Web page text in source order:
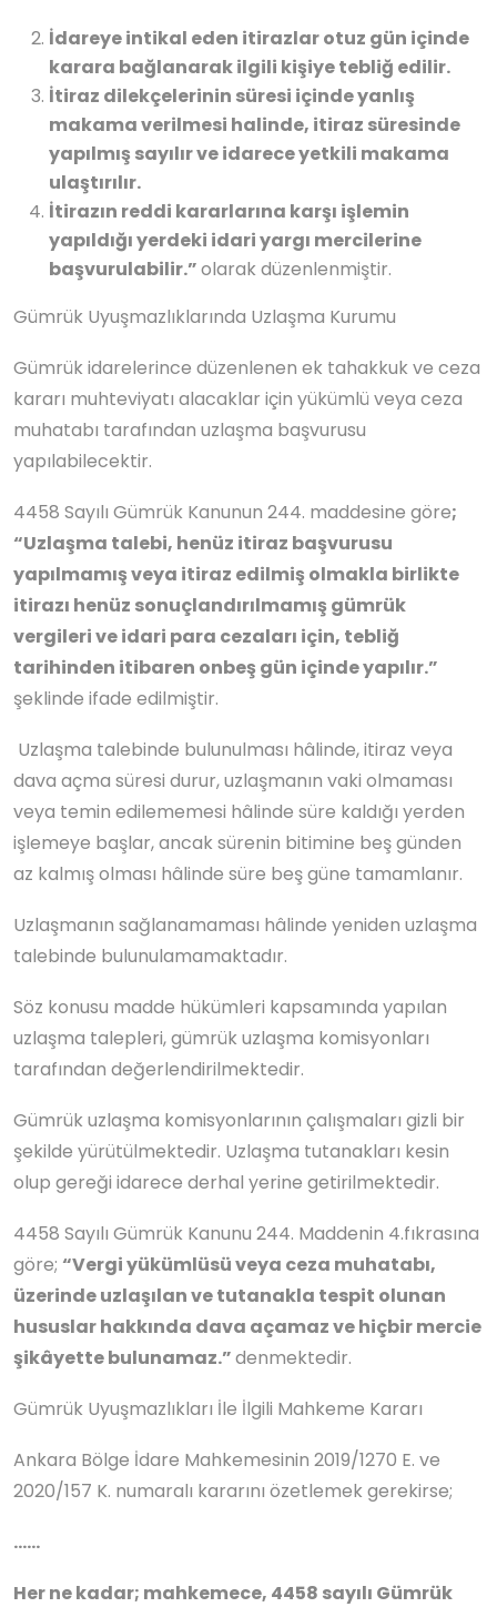
İdareye intikal eden itirazlar otuz gün içinde
karara bağlanarak ilgili kişiye tebliğ edilir.
İtiraz dilekçelerinin süresi içinde yanlış
makama verilmesi halinde, itiraz süresinde
yapılmış sayılır ve idarece yetkili makama
ulaştırılır.
İtirazın reddi kararlarına karşı işlemin
yapıldığı yerdeki idari yargı mercilerine
başvurulabilir.”olarak düzenlenmiştir.
Gümrük Uyuşmazlıklarında Uzlaşma Kurumu
Gümrük idarelerince düzenlenen ek tahakkuk ve ceza
kararı muhteviyatı alacaklar için yükümlü veya ceza
muhatabı tarafından uzlaşma başvurusu
yapılabilecektir.
4458 Sayılı Gümrük Kanunun 244. maddesine göre;
“Uzlaşma talebi, henüz itiraz başvurusu
yapılmamış veya itiraz edilmiş olmakla birlikte
itirazı henüz sonuçlandırılmamış gümrük
vergileri ve idari para cezaları için, tebliğ
tarihinden itibaren onbeş gün içinde yapılır.”
şeklinde ifade edilmiştir.
Uzlaşma talebinde bulunulması hâlinde, itiraz veya
dava açma süresi durur, uzlaşmanın vaki olmaması
veya temin edilememesi hâlinde süre kaldığı yerden
işlemeye başlar, ancak sürenin bitimine beş günden
az kalmış olması hâlinde süre beş güne tamamlanır.
Uzlaşmanın sağlanamaması hâlinde yeniden uzlaşma
talebinde bulunulamamaktadır.
Söz konusu madde hükümleri kapsamında yapılan
uzlaşma talepleri, gümrük uzlaşma komisyonları
tarafından değerlendirilmektedir.
Gümrük uzlaşma komisyonlarının çalışmaları gizli bir
şekilde yürütülmektedir. Uzlaşma tutanakları kesin
olup gereği idarece derhal yerine getirilmektedir.
4458 Sayılı Gümrük Kanunu 244. Maddenin 4.fıkrasına
göre; “Vergi yükümlüsü veya ceza muhatabı,
üzerinde uzlaşılan ve tutanakla tespit olunan
hususlar hakkında dava açamaz ve hiçbir mercie
şikâyette bulunamaz.”denmektedir.
Gümrük Uyuşmazlıkları İle İlgili Mahkeme Kararı
Ankara Bölge İdare Mahkemesinin 2019/1270 E. ve
2020/157 K. numaralı kararını özetlemek gerekirse;
……
Her ne kadar; mahkemece, 4458 sayılı Gümrük